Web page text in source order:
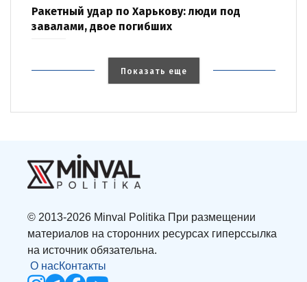
Ракетный удар по Харькову: люди под
завалами, двое погибших
Показать еще
© 2013-2026 Minval Politika При размещении
материалов на сторонних ресурсах гиперссылка
на источник обязательна.
О насКонтакты